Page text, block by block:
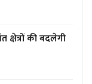
की बदलेगी